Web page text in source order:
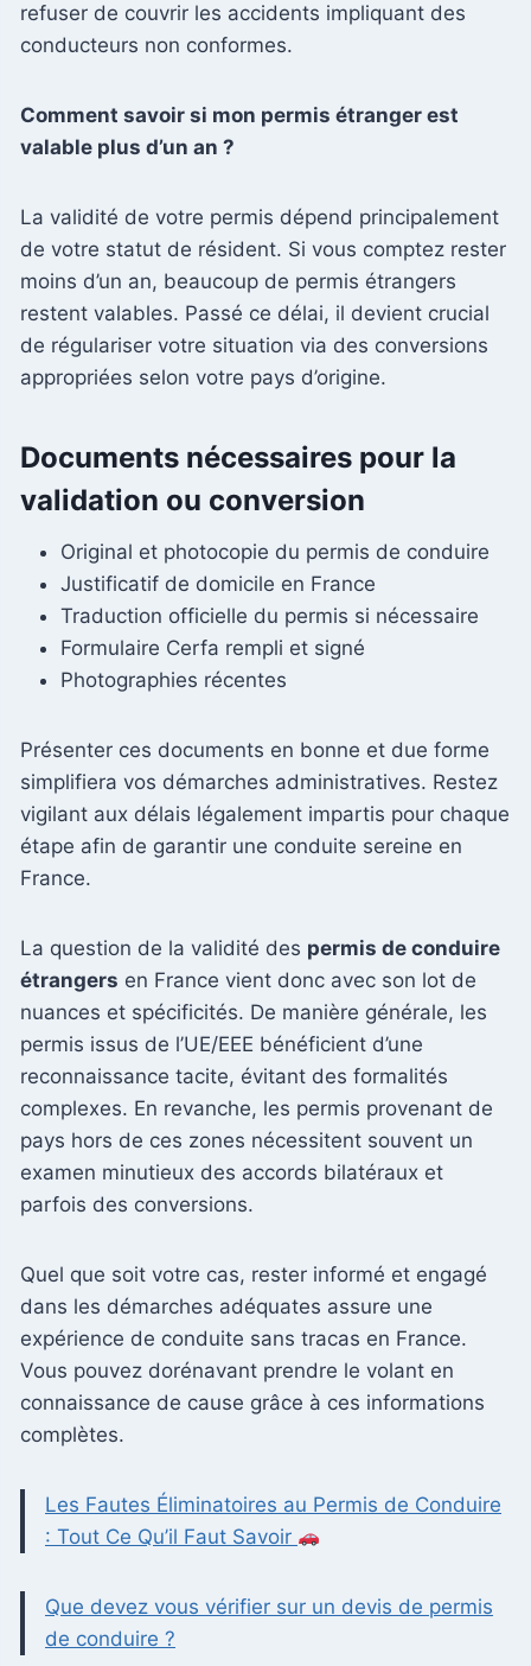
refuser de couvrir les accidents impliquant des
conducteurs non conformes.
Comment savoir si mon permis étranger est
valable plus d’un an ?
La validité de votre permis dépend principalement
de votre statut de résident. Si vous comptez rester
moins d’un an, beaucoup de permis étrangers
restent valables. Passé ce délai, il devient crucial
de régulariser votre situation via des conversions
appropriées selon votre pays d’origine.
Documents nécessaires pour la
validation ou conversion
Original et photocopie du permis de conduire
Justificatif de domicile en France
Traduction officielle du permis si nécessaire
Formulaire Cerfa rempli et signé
Photographies récentes
Présenter ces documents en bonne et due forme
simplifiera vos démarches administratives. Restez
vigilant aux délais légalement impartis pour chaque
étape afin de garantir une conduite sereine en
France.
La question de la validité des permis de conduire
étrangers en France vient donc avec son lot de
nuances et spécificités. De manière générale, les
permis issus de l’UE/EEE bénéficient d’une
reconnaissance tacite, évitant des formalités
complexes. En revanche, les permis provenant de
pays hors de ces zones nécessitent souvent un
examen minutieux des accords bilatéraux et
parfois des conversions.
Quel que soit votre cas, rester informé et engagé
dans les démarches adéquates assure une
expérience de conduite sans tracas en France.
Vous pouvez dorénavant prendre le volant en
connaissance de cause grâce à ces informations
complètes.
Les Fautes Éliminatoires au Permis de Conduire
: Tout Ce Qu’il Faut Savoir
Que devez vous vérifier sur un devis de permis
de conduire ?